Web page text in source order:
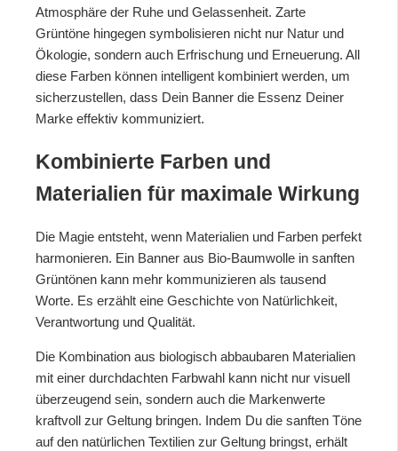
Atmosphäre der Ruhe und Gelassenheit. Zarte
Grüntöne hingegen symbolisieren nicht nur Natur und
Ökologie, sondern auch Erfrischung und Erneuerung. All
diese Farben können intelligent kombiniert werden, um
sicherzustellen, dass Dein Banner die Essenz Deiner
Marke effektiv kommuniziert.
Kombinierte Farben und
Materialien für maximale Wirkung
Die Magie entsteht, wenn Materialien und Farben perfekt
harmonieren. Ein Banner aus Bio-Baumwolle in sanften
Grüntönen kann mehr kommunizieren als tausend
Worte. Es erzählt eine Geschichte von Natürlichkeit,
Verantwortung und Qualität.
Die Kombination aus biologisch abbaubaren Materialien
mit einer durchdachten Farbwahl kann nicht nur visuell
überzeugend sein, sondern auch die Markenwerte
kraftvoll zur Geltung bringen. Indem Du die sanften Töne
auf den natürlichen Textilien zur Geltung bringst, erhält